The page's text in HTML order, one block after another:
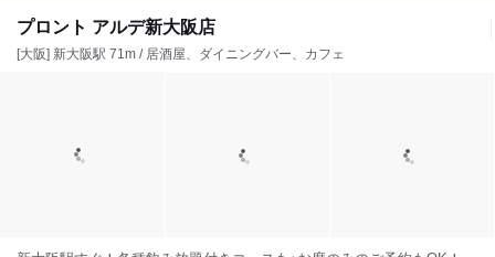
プロント アルデ新大阪店
[大阪] 新大阪駅 71m / 居酒屋、ダイニングバー、カフェ